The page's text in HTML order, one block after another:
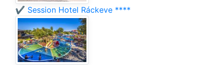
✔️ Session Hotel Ráckeve ****